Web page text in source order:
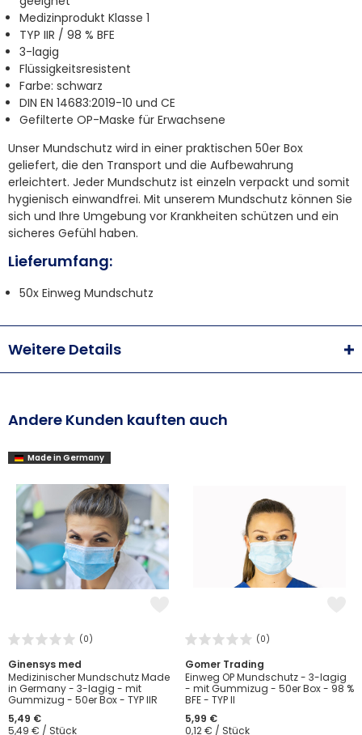
Medizinprodukt Klasse 1
TYP IIR / 98 % BFE
3-lagig
Flüssigkeitsresistent
Farbe: schwarz
DIN EN 14683:2019-10 und CE
Gefilterte OP-Maske für Erwachsene
Unser Mundschutz wird in einer praktischen 50er Box
geliefert, die den Transport und die Aufbewahrung
erleichtert. Jeder Mundschutz ist einzeln verpackt und somit
hygienisch einwandfrei. Mit unserem Mundschutz können Sie
sich und Ihre Umgebung vor Krankheiten schützen und ein
sicheres Gefühl haben.
Lieferumfang:
50x Einweg Mundschutz
Weitere Details
Andere Kunden kauften auch
Made in Germany
(0)
Ginensys med
Medizinischer Mundschutz Made
in Germany - 3-lagig - mit
Gummizug - 50er Box - TYP IIR
5,49 €
5,49 € / Stück
(0)
Gomer Trading
Einweg OP Mundschutz - 3-lagig
- mit Gummizug - 50er Box - 98 %
BFE - TYP II
5,99 €
0,12 € / Stück